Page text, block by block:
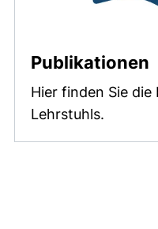
Publikationen
Hier finden Sie
Lehrstuhls.